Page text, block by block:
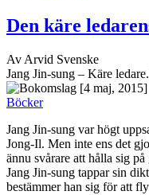
Den käre
Av Arvid Svenske
Jang Jin-sung – Käre
[4 maj, 2015]
Böcker
Jang Jin-sung var högt
Jong-Il. Men inte ens det
ännu svårare att hålla sig
Jang Jin-sung tappar sin
bestämmer han sig för att